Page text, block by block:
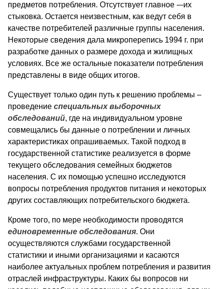
предметов потребления. Отсутствует главное -–их
стыковка. Остается неизвестным, как ведут себя в
качестве потребителей различные группы населения.
Некоторые сведения дала микроперепись 1994 г. при
разработке данных о размере дохода и жилищных
условиях. Все же остальные показатели потребления
представлены в виде общих итогов.
Существует только один путь к решению проблемы –
проведение специальных выборочных
обследований, где на индивидуальном уровне
совмещались бы данные о потреблении и личных
характеристиках опрашиваемых. Такой подход в
государственной статистике реализуется в форме
текущего обследования семейных бюджетов
населения. С их помощью успешно исследуются
вопросы потребления продуктов питания и некоторых
других составляющих потребительского бюджета.
Кроме того, по мере необходимости проводятся
единовременные обследования. Они
осуществляются службами государственной
статистики и иными организациями и касаются
наиболее актуальных проблем потребления и развития
отраслей инфраструктуры. Каких бы вопросов ни